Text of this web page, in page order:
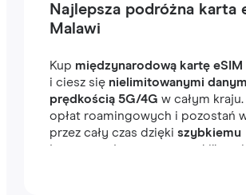
Najlepsza podróżna karta
Malawi
Kup międzynarodową kartę eSIM
i ciesz się nielimitowanymi
prędkością 5G/4G w całym
opłat roamingowych i pozostań
przez cały czas dzięki szybkiemu
internetowi , gotowemu w kilka